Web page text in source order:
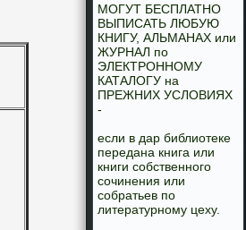
МОГУТ БЕСПЛАТНО
ВЫПИСАТЬ ЛЮБУЮ
КНИГУ, АЛЬМАНАХ или
ЖУРНАЛ по
ЭЛЕКТРОННОМУ
КАТАЛОГУ на
ПРЕЖНИХ УСЛОВИЯХ
-
если в дар библиотеке
передана книга или
книги собственного
сочинения или
собратьев по
литературному цеху.